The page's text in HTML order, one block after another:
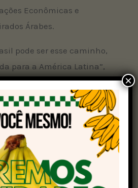
Econômicas e
Árabes.
pode ser esse caminho,
para a América Latina”,
que os Emirados Árabes
investimentos e acordos
de energias renováveis,
em outras áreas, como
alimentar e logística.
×